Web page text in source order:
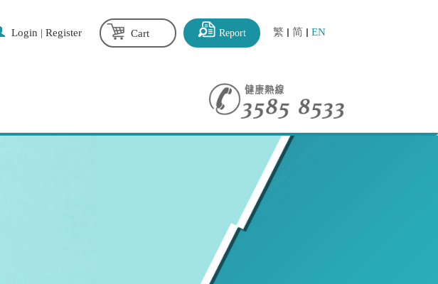
繁 简 EN
Report
Cart
Login | Register